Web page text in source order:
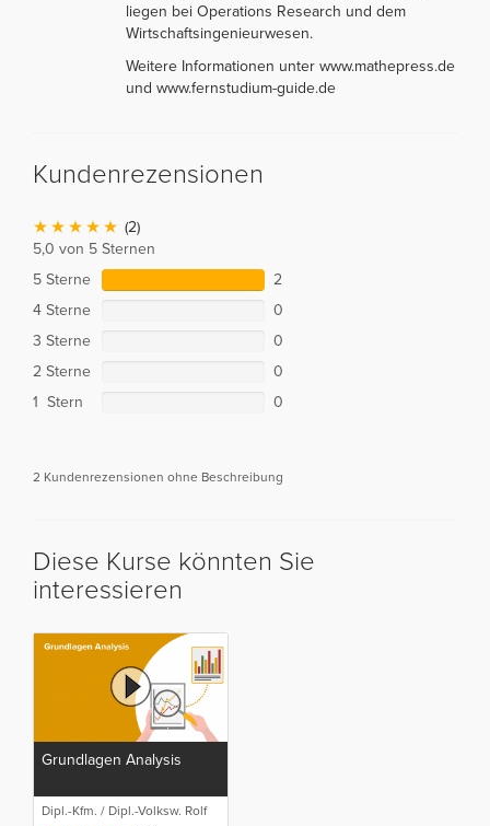
liegen bei Operations Research und dem
Wirtschaftsingenieurwesen.
Weitere Informationen unter www.mathepress.de
und www.fernstudium-guide.de
Kundenrezensionen
(2)
5,0 von 5 Sternen
5 Sterne
2
4 Sterne
0
3 Sterne
0
2 Sterne
0
1 Stern
0
2 Kundenrezensionen ohne Beschreibung
Diese Kurse könnten Sie
interessieren
Grundlagen Analysis
Dipl.-Kfm. / Dipl.-Volksw. Rolf